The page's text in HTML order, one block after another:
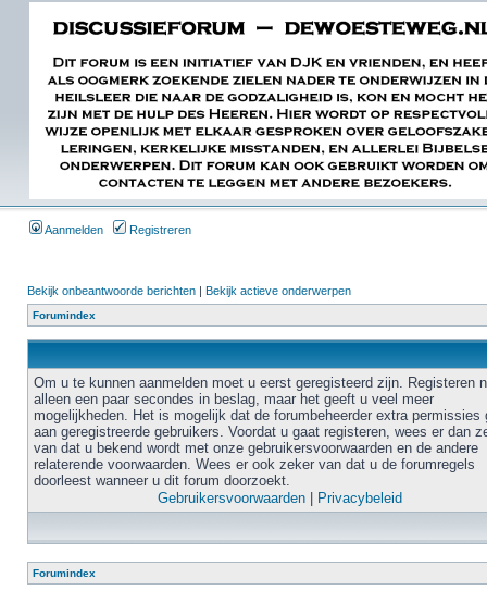
Aanmelden Registreren
Bekijk onbeantwoorde berichten | Bekijk actieve onderwerpen
Forumindex
Om u te kunnen aanmelden moet u eerst geregisteerd zijn. Registeren
alleen een paar secondes in beslag, maar het geeft u veel meer
mogelijkheden. Het is mogelijk dat de forumbeheerder extra permissies
aan geregistreerde gebruikers. Voordat u gaat registeren, wees er dan
van dat u bekend wordt met onze gebruikersvoorwaarden en de andere
relaterende voorwaarden. Wees er ook zeker van dat u de forumregels
doorleest wanneer u dit forum doorzoekt.
Gebruikersvoorwaarden
Privacybeleid
Forumindex